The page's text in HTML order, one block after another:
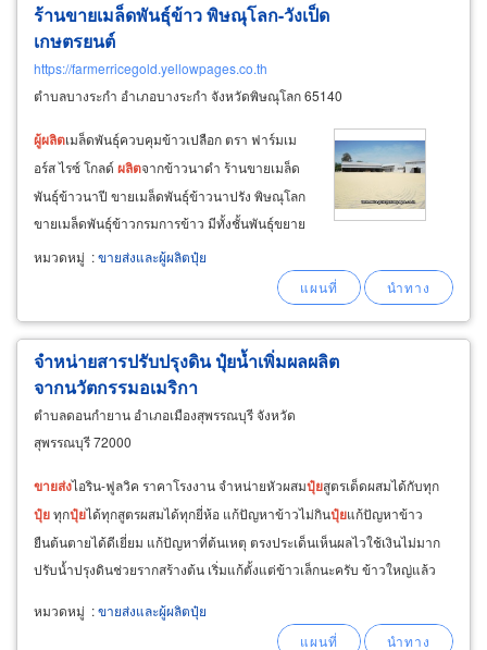
ร้านขายเมล็ดพันธุ์ข้าว พิษณุโลก-วังเป็ด
เกษตรยนต์
https://farmerricegold.yellowpages.co.th
ตำบลบางระกำ อำเภอบางระกำ จังหวัดพิษณุโลก 65140
ผู้ผลิตเมล็ดพันธุ์ควบคุมข้าวเปลือก ตรา ฟาร์มเม
อร์ส ไรซ์ โกลด์ผลิตจากข้าวนาดำ ร้านขายเมล็ด
พันธุ์ข้าวนาปี ขายเมล็ดพันธุ์ข้าวนาปรัง พิษณุโลก
ขายเมล็ดพันธุ์ข้าวกรมการข้าว มีทั้งชั้นพันธุ์ขยาย
ชั้นพันธุ์ ราคาถูก เช่น เมล็ดพันธุ์ข้าวหอมมะลิ
105, เมล็ดพันธุ์ข้าวพิษณุโลก80, เมล็ดพันธุ์ข้าว
หมวดหมู่ :ขายส่งและผู้ผลิตปุ๋ย
จำหน่ายสารปรับปรุงดิน ปุ๋ยน้ำเพิ่มผลผลิต
จากนวัตกรรมอเมริกา
ตำบลดอนกำยาน อำเภอเมืองสุพรรณบุรี จังหวัด
สุพรรณบุรี 72000
ขายส่งไอริน-ฟูลวิค ราคาโรงงาน จำหน่ายหัวผสมปุ๋ยสูตรเด็ดผสมได้กับทุก
ปุ๋ยทุกปุ๋ยได้ทุกสูตรผสมได้ทุกยี่ห้อ แก้ปัญหาข้าวไม่กินปุ๋ยแก้ปัญหาข้าว
ยืนต้นตายได้ดีเยี่ยม แก้ปัญหาที่ต้นเหตุ ตรงประเด็นเห็นผลไวใช้เงินไม่มาก
ปรับน้ำปรุงดินช่วยรากสร้างต้น เริ่มแก้ตั้งแต่ข้าวเล็กนะครับ ข้าวใหญ่แล้ว
หมวดหมู่ :ขายส่งและผู้ผลิตปุ๋ย